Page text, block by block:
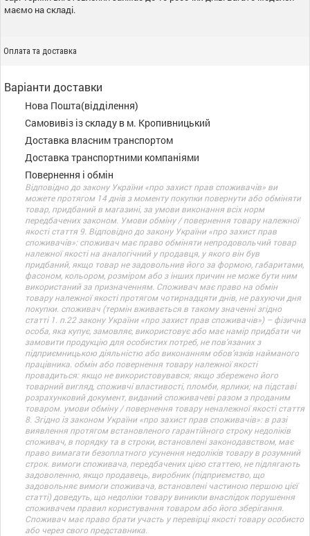
маємо на складі.
Оплата та доставка
Варіанти доставки
Нова Пошта(відділення)
Самовивіз із складу в м. Кропивницький
Доставка власним транспортом
Доставка транспортними компаніями
Повернення і обмін
Відповідно до закону України «про захист прав споживачів» ви
можете протягом 14 днів з моменту покупки повернути або обміняти
товар, придбаний в магазині, за умови виконання всіх норм
передбачених законом. Умови обміну / повернення товару належної
якості стаття 9. Відповідно до закону України «про захист прав
споживачів»: споживач має право обміняти непродовольчий товар
належної якості на аналогічний у продавця, у якого він був
придбаний, якщо товар не задовольнив його за формою, габаритами,
фасоном, кольором, розміром або з інших причин не може бути ним
використаний за призначенням. Споживач має право на обмін
товару належної якості протягом чотирнадцяти днів, не рахуючи дня
покупки. споживач (термін вживається в такому значенні згідно
статті 1. п.22 закону України «про захист прав споживачів») – фізична
особа, яка купує, замовляє, використовує або має намір придбати чи
замовити продукцію для особистих потреб, не пов’язаних з
підприємницькою діяльністю або виконанням обов’язків найманого
працівника. обмін або повернення товару належної якості
провадиться: якщо не використовувався; якщо збережено його
товарний вигляд, споживчі властивості, пломби, ярлики; на підставі
розрахунковий документ, виданий споживачеві разом з проданим
товаром. умови обміну / повернення товару неналежної якості стаття
8. Згідно із законом України «про захист прав споживачів»: в разі
виявлення протягом встановленого гарантійного строку недоліків
споживач, в порядку та в строки, встановлені законодавством, має
право вимагати безоплатного усунення недоліків товару в розумний
строк. вимоги споживача, передбачених цією статтею, не підлягають
задоволенню, якщо продавець, виробник (підприємство, що
задовольняє вимоги споживача, встановлені частиною першою цієї
статті) доведуть, що недоліки товару виникли внаслідок порушення
споживачем правил користування товаром або його зберігання.
Споживач має право брати участь у перевірці якості товару особисто
або через свого представника.